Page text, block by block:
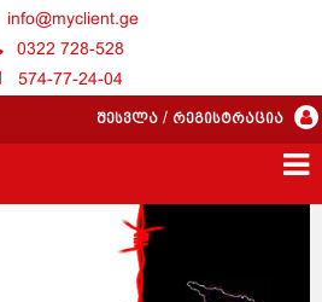
info@myclient.ge
0322 728-528
574-77-24-04
შესვლა / რეგისტრაცია